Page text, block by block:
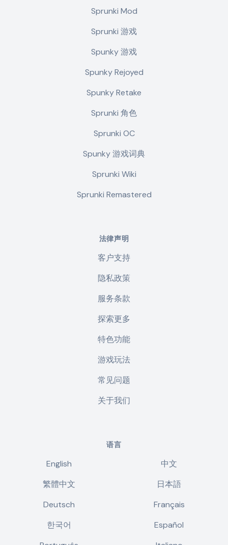
Sprunki Mod
Sprunki 游戏
Spunky 游戏
Spunky Rejoyed
Spunky Retake
Sprunki 角色
Sprunki OC
Spunky 游戏词典
Sprunki Wiki
Sprunki Remastered
法律声明
客户支持
隐私政策
服务条款
探索更多
特色功能
游戏玩法
常见问题
关于我们
语言
English
中文
繁體中文
日本語
Deutsch
Français
한국어
Español